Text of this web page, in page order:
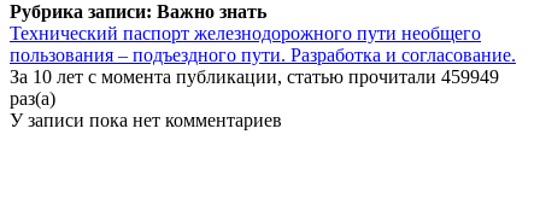
Рубрика записи: Важно знать
Технический паспорт железнодорожного пути необщего
пользования – подъездного пути. Разработка и согласование.
За 10 лет с момента публикации, статью прочитали 459949
раз(а)
У записи пока нет комментариев